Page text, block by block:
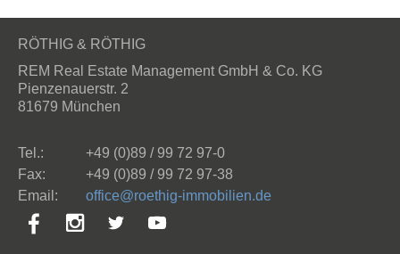
RÖTHIG & RÖTHIG
REM Real Estate Management GmbH & Co. KG
Pienzenauerstr. 2
81679 München
Tel.:
+49 (0)89 / 99 72 97-0
Fax:
+49 (0)89 / 99 72 97-38
Email:
ff c r th g- mm b n d